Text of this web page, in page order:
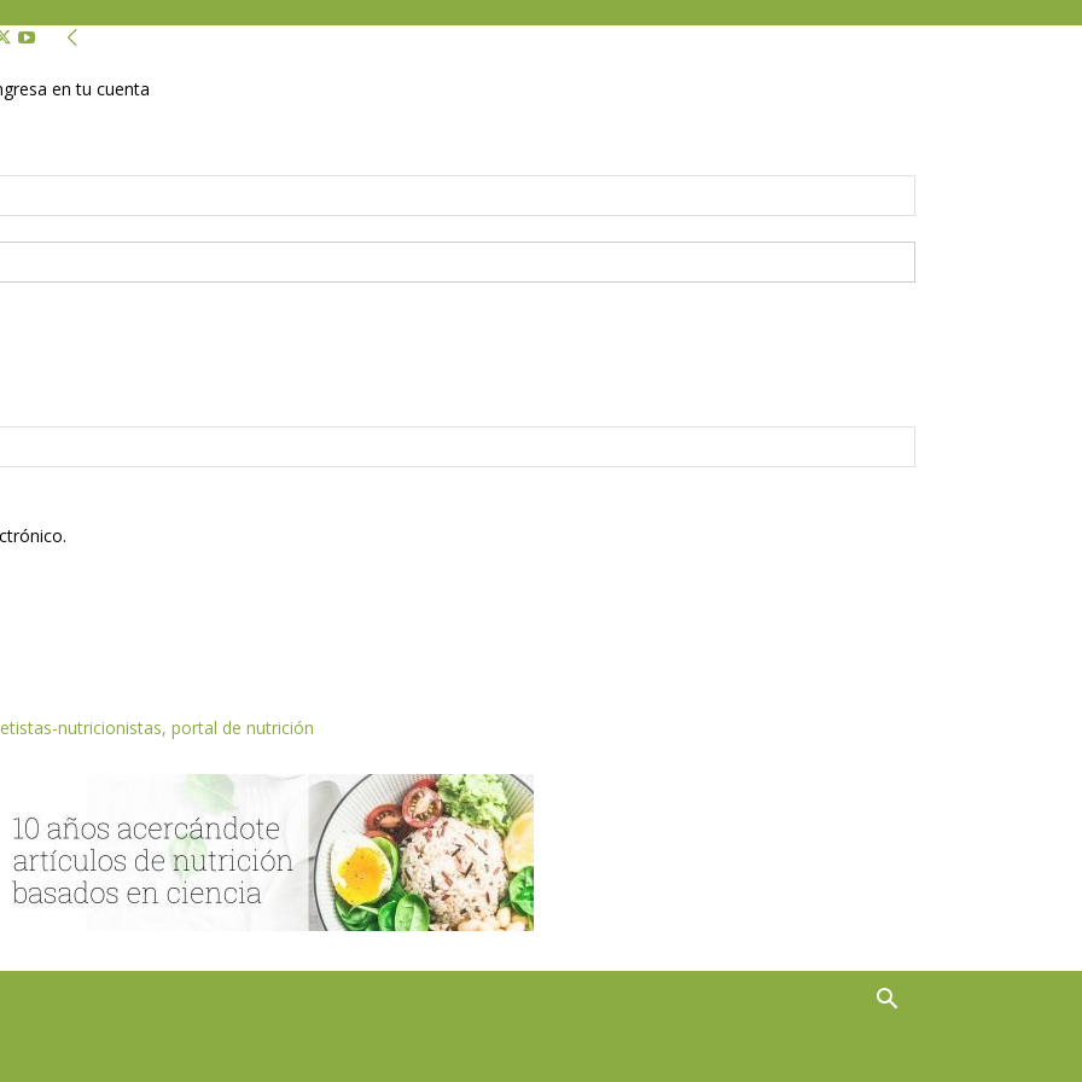
en tu cuenta
nutricionistas, portal de nutrición